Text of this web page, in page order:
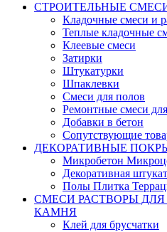
СТРОИТЕЛЬНЫЕ
Кладочные смеси и
Теплые кладочные
Клеевые смеси
Затирки
Штукатурки
Шпаклевки
Смеси для полов
Ремонтные смеси
Добавки в бетон
Сопутствующие
ДЕКОРАТИВНЫЕ
Микробетон
Декоративная
Полы Плитка
СМЕСИ РАСТВОРЫ
КАМНЯ
Клей для брусчатки